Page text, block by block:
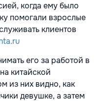
когда ему было
помогали взрослые
клиентов
его за работой в
китайской
из них видно, как
девушке, а затем